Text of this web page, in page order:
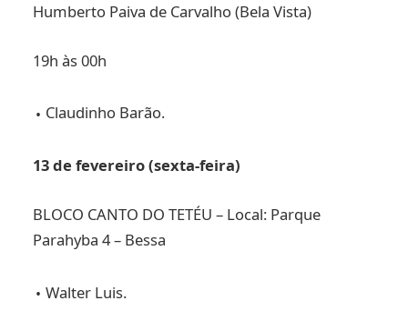
Humberto Paiva de Carvalho (Bela Vista)
19h às 00h
Claudinho Barão.
13 de fevereiro (sexta-feira)
BLOCO CANTO DO TETÉU – Local: Parque
Parahyba 4 – Bessa
Walter Luis.